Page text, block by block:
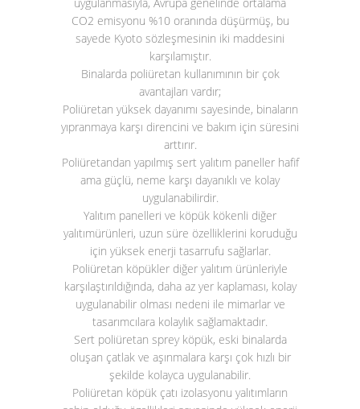
uygulanmasıyla, Avrupa genelinde ortalama
CO2 emisyonu %10 oranında düşürmüş, bu
sayede Kyoto sözleşmesinin iki maddesini
karşılamıştır.
Binalarda poliüretan kullanımının bir çok
avantajları vardır;
Poliüretan yüksek dayanımı sayesinde, binaların
yıpranmaya karşı direncini ve bakım için süresini
arttırır.
Poliüretandan yapılmış sert yalıtım paneller hafif
ama güçlü, neme karşı dayanıklı ve kolay
uygulanabilirdir.
Yalıtım panelleri ve köpük kökenli diğer
yalıtımürünleri, uzun süre özelliklerini koruduğu
için yüksek enerji tasarrufu sağlarlar.
Poliüretan köpükler diğer yalıtım ürünleriyle
karşılaştırıldığında, daha az yer kaplaması, kolay
uygulanabilir olması nedeni ile mimarlar ve
tasarımcılara kolaylık sağlamaktadır.
Sert poliüretan sprey köpük, eski binalarda
oluşan çatlak ve aşınmalara karşı çok hızlı bir
şekilde kolayca uygulanabilir.
Poliüretan köpük çatı izolasyonu yalıtımların